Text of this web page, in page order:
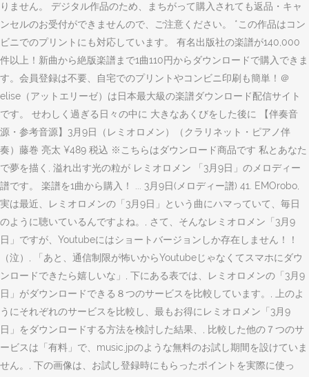
りません。 デジタル作品のため、まちがって購入されても返品・キャ
ンセルのお受付ができませんので、ご注意ください。 *この作品はコン
ビニでのプリントにも対応しています。 有名出版社の楽譜が140,000
件以上！新曲から絶版楽譜まで1曲110円からダウンロードで購入できま
す。会員登録は不要、自宅でのプリントやコンビニ印刷も簡単！＠
elise（アットエリーゼ）は日本最大級の楽譜ダウンロード配信サイト
です。 せわしく過ぎる日々の中に 大きなあくびをした後に 【伴奏音
源・参考音源】3月9日（レミオロメン）（クラリネット・ピアノ伴
奏）藤巻 亮太 ¥489 税込 ※こちらはダウンロード商品です 私とあなた
で夢を描く, 溢れ出す光の粒が レミオロメン 「3月9日」のメロディー
譜です。 楽譜を1曲から購入！ ... 3月9日(メロディー譜) 41. EMOrobo,
実は最近、レミオロメンの「3月9日」という曲にハマっていて、毎日
のように聴いているんですよね。, さて、そんなレミオロメン「3月9
日」ですが、Youtubeにはショートバージョンしか存在しません！！
（泣）, 「あと、通信制限が怖いからYoutubeじゃなくてスマホにダウ
ンロードできたら嬉しいな」, 下にある表では、レミオロメンの「3月9
日」がダウンロードできる８つのサービスを比較しています。, 上のよ
うにそれぞれのサービスを比較し、最もお得にレミオロメン「3月9
日」をダウンロードする方法を検討した結果、, 比較した他の７つのサ
ービスは「有料」で、music.jpのような無料のお試し期間を設けていま
せん。, 下の画像は、お試し登録時にもらったポイントを実際に使っ